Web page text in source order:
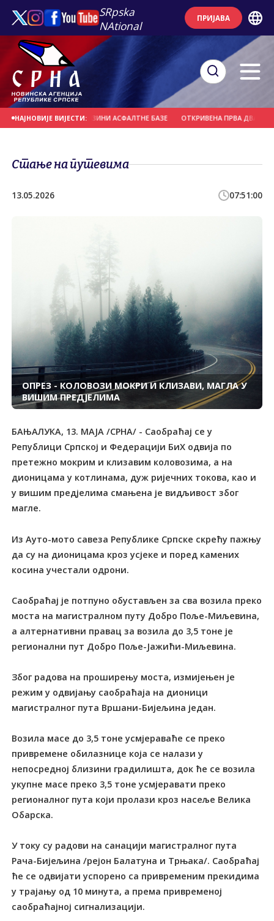
SRpska
NAtional
ПРИЈАВА
НАЈНОВИЈЕ ВИЈЕСТИ:
ПОЖАР У БЛИЗИНИ АСФАЛТНЕ БАЗЕ ОТКРИВЕНА ПРВА ДВА СЛУЧАЈА
Стање на путевима
13.05.2026 07:51:00
ОПРЕЗ - КОЛОВОЗИ МОКРИ И КЛИЗАВИ, МАГЛА У
ВИШИМ ПРЕДЈЕЛИМА
БАЊАЛУКА, 13. МАЈА /СРНА/ - Саобраћај се у
Републици Српској и Федерацији БиХ одвија по
претежно мокрим и клизавим коловозима, а на
дионицама у котлинама, дуж ријечних токова, као и
у вишим предјелима смањена је видљивост због
магле.
Из Ауто-мото савеза Републике Српске скрећу пажњу
да су на дионицама кроз усјеке и поред камених
косина учестали одрони.
Саобраћај је потпуно обустављен за сва возила преко
моста на магистралном путу Добро Поље-Миљевина,
а алтернативни правац за возила до 3,5 тоне је
регионални пут Добро Поље-Јажићи-Миљевина.
Због радова на проширењу моста, измијењен је
режим у одвијању саобраћаја на дионици
магистралног пута Вршани-Бијељина један.
Возила масе до 3,5 тоне усмјераваће се преко
привремене обилазнице која се налази у
непосредној близини градилишта, док ће се возила
укупне масе преко 3,5 тоне усмјеравати преко
регионалног пута који пролази кроз насеље Велика
Обарска.
У току су радови на санацији магистралног пута
Рача-Бијељина /рејон Балатуна и Трњака/. Саобраћај
ће се одвијати успорено са привременим прекидима
у трајању од 10 минута, а према привременој
саобраћајној сигнализацији.